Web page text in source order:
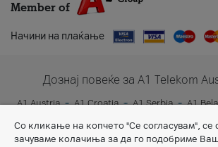
Member of
Начини на плаќање
Дознај повеќе за A1 Telekom
A1 Austria A1 Croatia A1 Serbia A1
A1 Slovenia
A1 Digital
Со кликање на копчето "Се согласувам", се
зачуваме колачиња за да го подобриме